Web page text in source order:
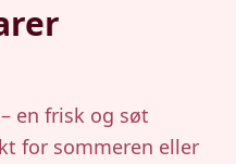
en frisk og søt
for sommeren eller